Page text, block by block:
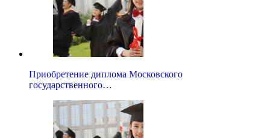
Приобретение диплома Московского
государственного…